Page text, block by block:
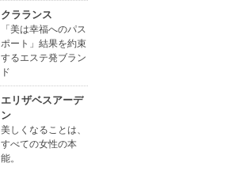
クラランス
「美は幸福へのパス
ポート」結果を約束
するエステ発ブラン
ド
エリザベスアーデ
ン
美しくなることは、
すべての女性の本
能。